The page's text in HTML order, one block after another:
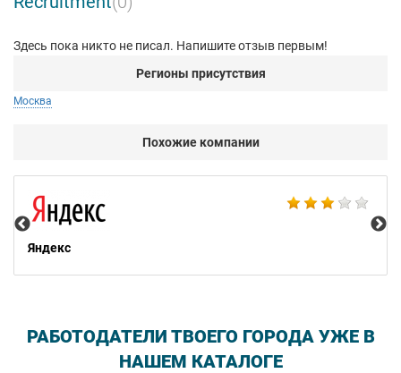
Здесь пока никто не писал. Напишите отзыв первым!
Регионы присутствия
Москва
Похожие компании
Яндекс
РАБОТОДАТЕЛИ ТВОЕГО ГОРОДА УЖЕ В
НАШЕМ КАТАЛОГЕ